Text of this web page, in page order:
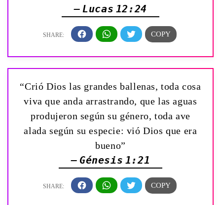
— Lucas 12:24
“Crió Dios las grandes ballenas, toda cosa
viva que anda arrastrando, que las aguas
produjeron según su género, toda ave
alada según su especie: vió Dios que era
bueno”
— Génesis 1:21